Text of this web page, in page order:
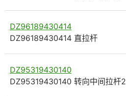
DZ96189430414
DZ96189430414 直拉杆
DZ95319430140
DZ95319430140 转向中间拉杆2